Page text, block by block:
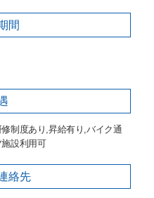
間
制度あり,昇給有り,バイク通
設利用可
絡先